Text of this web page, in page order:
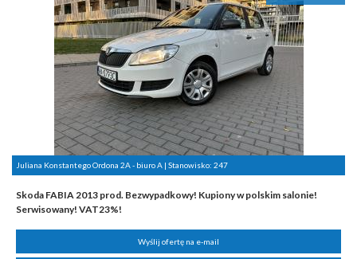
Juliana Konstantego Ordona 2A - biuro A | Stanowisko: 247
Skoda FABIA 2013 prod. Bezwypadkowy! Kupiony w polskim salonie!
Serwisowany! VAT23%!
Wyślij ofertę na e-mail